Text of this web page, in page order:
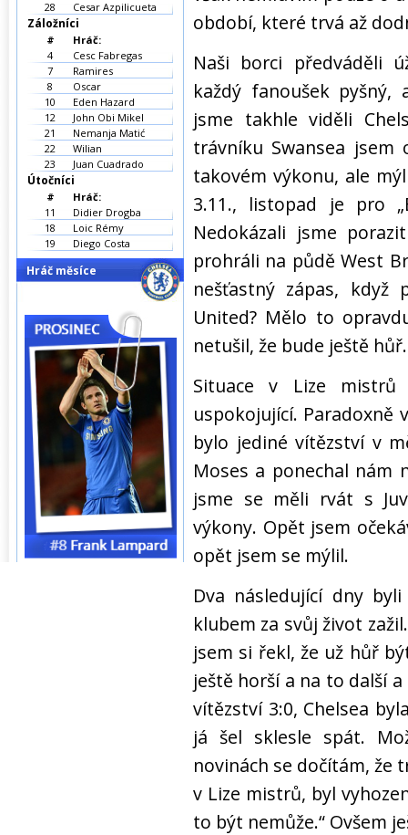
období, které trvá až
Naši borci předváděli
každý fanoušek
jsme takhle viděli
trávníku Swansea jsem
takovém výkonu, ale
3.11., listopad je pro
Nedokázali jsme
prohráli na půdě West
nešťastný zápas,
United? Mělo to
netušil, že bude ještě hůř.
Situace v Lize
uspokojující. Paradoxně
bylo jediné vítězství v
Moses a ponechal nám
jsme se měli rvát s
výkony. Opět jsem
opět jsem se mýlil.
Dva následující dny
klubem za svůj život
jsem si řekl, že už hůř
ještě horší a na to další
vítězství 3:0, Chelsea
já šel sklesle spát.
novinách se dočítám, že
v Lize mistrů, byl
to být nemůže.“ Ovšem
28
Cesar Azpilicueta
Záložníci
#
Hráč:
4
Cesc Fabregas
7
Ramires
8
Oscar
10
Eden Hazard
12
John Obi Mikel
21
Nemanja Matić
22
Wilian
23
Juan Cuadrado
Útočníci
#
Hráč:
11
Didier Drogba
18
Loic Rémy
19
Diego Costa
Hráč měsíce